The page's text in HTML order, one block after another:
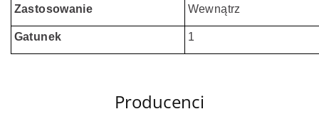
Zastosowanie Wewnątrz
Gatunek 1
Producenci